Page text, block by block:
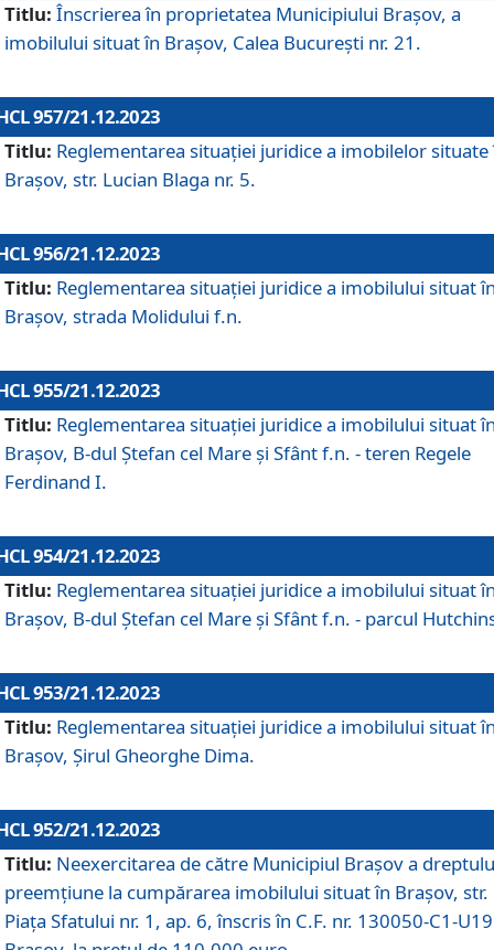
Titlu: Înscrierea în proprietatea Municipiului Brașov, a
imobilului situat în Brașov, Calea București nr. 21.
957/21.12.2023
Titlu: Reglementarea situației juridice a imobilelor situate
Brașov, str. Lucian Blaga nr. 5.
956/21.12.2023
Titlu: Reglementarea situației juridice a imobilului situat
Brașov, strada Molidului f.n.
955/21.12.2023
Titlu: Reglementarea situației juridice a imobilului situat
Brașov, B-dul Ștefan cel Mare și Sfânt f.n. - teren Regele
Ferdinand I.
954/21.12.2023
Titlu: Reglementarea situației juridice a imobilului situat
Brașov, B-dul Ștefan cel Mare și Sfânt f.n. - parcul
953/21.12.2023
Titlu: Reglementarea situației juridice a imobilului situat
Brașov, Șirul Gheorghe Dima.
952/21.12.2023
Titlu: Neexercitarea de către Municipiul Brașov a
preemțiune la cumpărarea imobilului situat în Brașov, str.
Piața Sfatului nr. 1, ap. 6, înscris în C.F. nr. 130050-C1-U19